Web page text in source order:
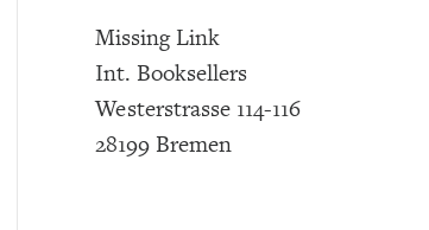
Missing Link
Int. Booksellers
Westerstrasse 114-116
28199 Bremen